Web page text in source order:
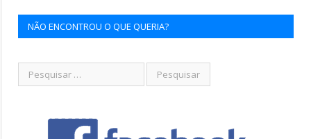
NÃO ENCONTROU O QUE QUERIA?